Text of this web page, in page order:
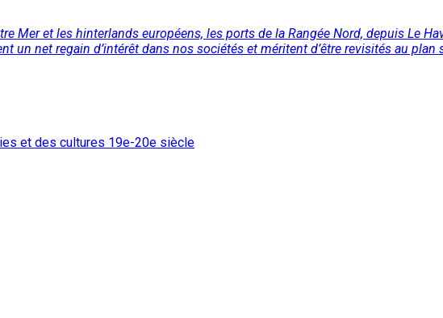
Mer et les hinterlands européens, les ports de la Rangée Nord, depuis Le
un net regain d’intérêt dans nos sociétés et méritent d’être revisités au plan
et des cultures 19e-20e siècle